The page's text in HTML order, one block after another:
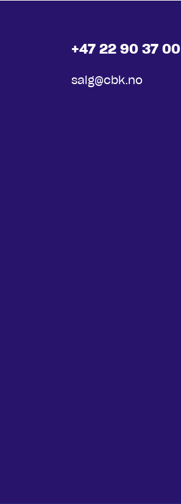
+47 22 90 37 00
salg@cbk.no